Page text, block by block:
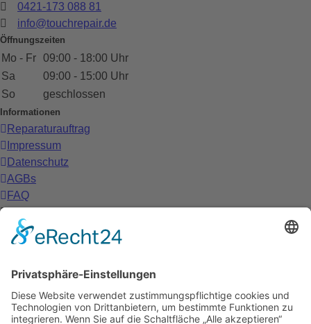
0421-173 088 81
info@touchrepair.de
Öffnungszeiten
Mo - Fr 09:00 - 18:00 Uhr
Sa
09:00 - 15:00 Uhr
So
geschlossen
Informationen
Reparaturauftrag
Impressum
Datenschutz
AGBs
FAQ
TouchRepair Bremen
0421-173 088 81
info@touchrepair.de